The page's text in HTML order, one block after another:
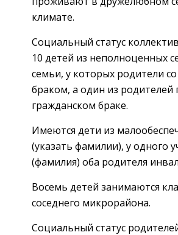
климате.
Социальный статус
10 детей из неполноценных
семьи, у которых родители
браком, а один из родителей
гражданском браке.
Имеются дети из
(указать фамилии), у одного
(фамилия) оба родителя
Восемь детей занимаются
соседнего микрорайона.
Социальный статус